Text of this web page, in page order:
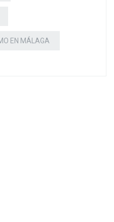
EN MÁLAGA